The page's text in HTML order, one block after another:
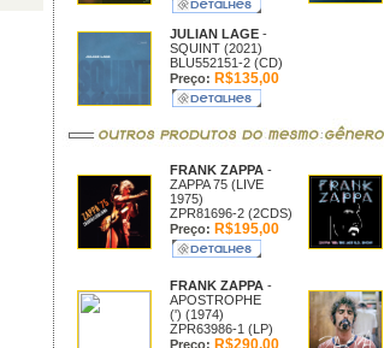
JULIAN LAGE -
SQUINT (2021)
BLU552151-2 (CD)
Preço: R$135,00
FRANK ZAPPA -
ZAPPA 75 (LIVE
1975)
ZPR81696-2 (2CDS)
Preço: R$195,00
FRANK ZAPPA -
APOSTROPHE
(') (1974)
ZPR63986-1 (LP)
Preço: R$290,00